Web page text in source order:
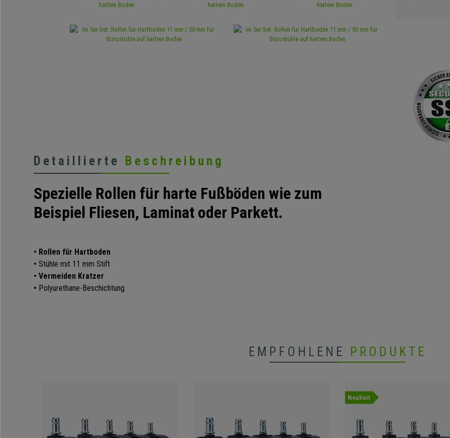
Detaillierte Beschreibung
Spezielle Rollen für harte Fußböden wie zum
Beispiel Fliesen, Laminat oder Parkett.
• Rollen für Hartboden
• Stühle mit 11 mm Stift
• Vermeiden Kratzer
• Polyurethane-Beschichtung
EMPFOHLENE PRODUKTE
Neuheit